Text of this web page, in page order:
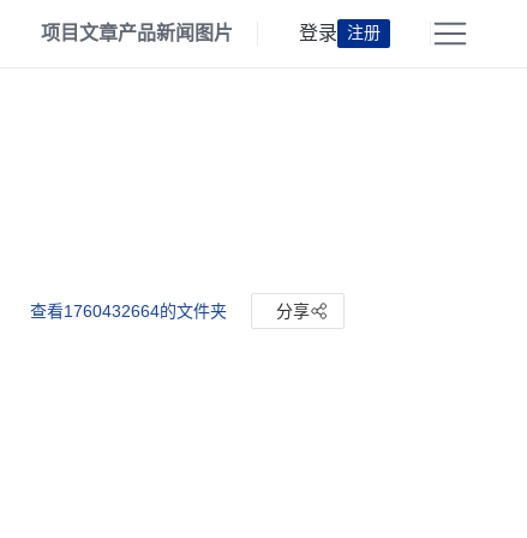
项目文章产品新闻 图片 登录 注册
查看1760432664的文件夹 分享